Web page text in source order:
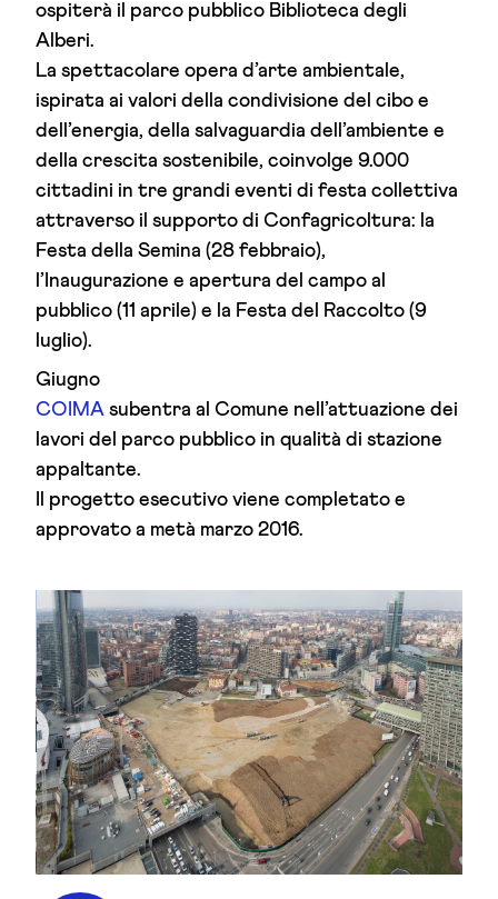
ospiterà il parco pubblico Biblioteca degli
Alberi.
La spettacolare opera d’arte ambientale,
ispirata ai valori della condivisione del cibo e
dell’energia, della salvaguardia dell’ambiente e
della crescita sostenibile, coinvolge 9.000
cittadini in tre grandi eventi di festa collettiva
attraverso il supporto di Confagricoltura: la
Festa della Semina (28 febbraio),
l’Inaugurazione e apertura del campo al
pubblico (11 aprile) e la Festa del Raccolto (9
luglio).
Giugno
COIMA subentra al Comune nell’attuazione dei
lavori del parco pubblico in qualità di stazione
appaltante.
Il progetto esecutivo viene completato e
approvato a metà marzo 2016.